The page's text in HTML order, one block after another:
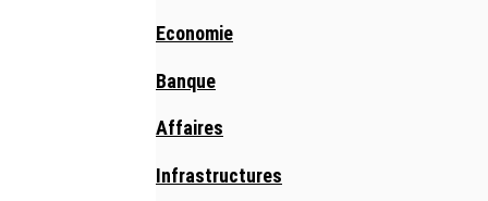
Economie
Banque
Affaires
Infrastructures